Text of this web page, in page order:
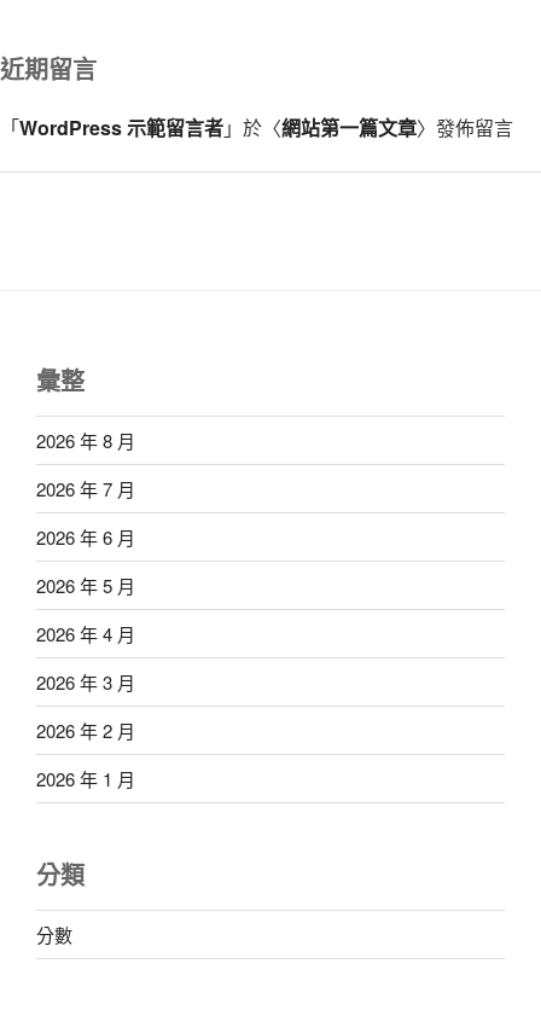
近期留言
「WordPress 示範留言者」於〈網站第一篇文章〉發佈留言
彙整
2026 年 8 月
2026 年 7 月
2026 年 6 月
2026 年 5 月
2026 年 4 月
2026 年 3 月
2026 年 2 月
2026 年 1 月
分類
分數